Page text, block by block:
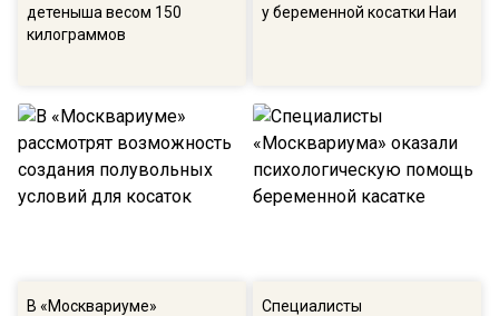
детеныша весом 150
килограммов
у беременной косатки Наи
В «Москвариуме»
Специалисты